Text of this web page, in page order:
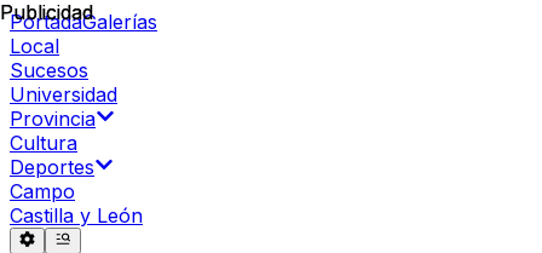
PortadaGalerías
Local
Sucesos
Universidad
Provincia
Cultura
Deportes
Campo
Castilla y León
Publicidad
Publicidad